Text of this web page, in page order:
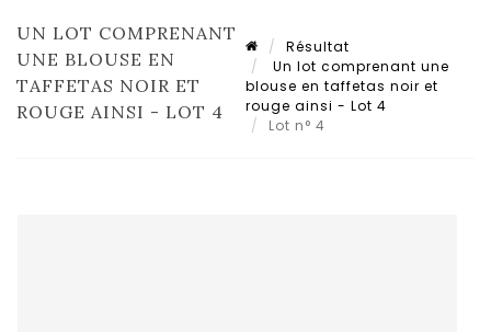
UN LOT COMPRENANT
UNE BLOUSE EN
TAFFETAS NOIR ET
ROUGE AINSI - LOT 4
Résultat
Un lot comprenant une
blouse en taffetas noir et
rouge ainsi - Lot 4
Lot n° 4